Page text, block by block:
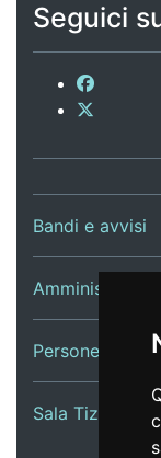
Seguici
Bandi e avvisi
Persone e
Sala Tiziano